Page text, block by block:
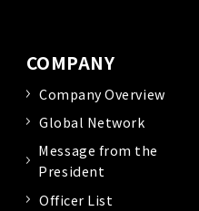
COMPANY
Company Overview
Global Network
Message from the
President
Officer List